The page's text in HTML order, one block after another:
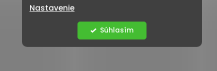
Nastavenie
Súhlasím